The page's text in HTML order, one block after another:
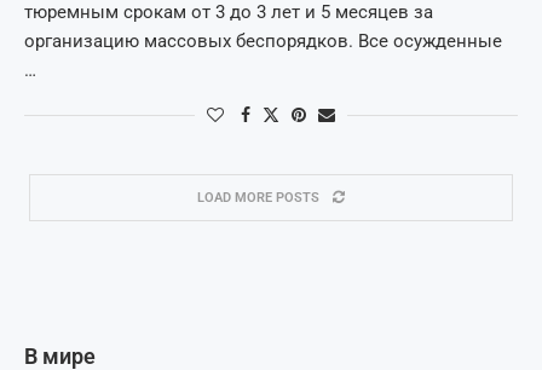
тюремным срокам от 3 до 3 лет и 5 месяцев за
организацию массовых беспорядков. Все осужденные
…
LOAD MORE POSTS
В мире